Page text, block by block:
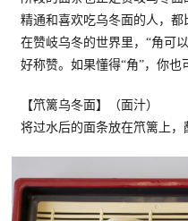
精通和喜欢吃乌冬面的人，都
在赞岐乌冬的世界里，“角可
好称赞。如果懂得“角”，你也
【笊篱乌冬面】（面汁）
将过水后的面条放在笊篱上，